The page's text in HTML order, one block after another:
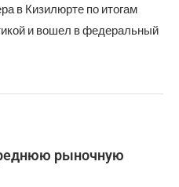
в Кизилюрте по итогам
и вошел в федеральный
рыночную